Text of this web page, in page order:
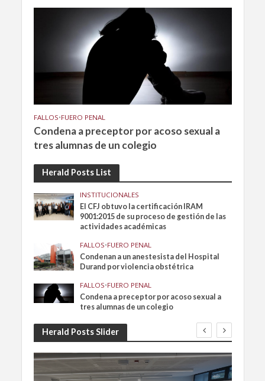
FALLOS•FUERO PENAL
Condena a preceptor por acoso sexual a
tres alumnas de un colegio
Herald Posts List
INSTITUCIONALES
El CFJ obtuvo la certificación IRAM
9001:2015 de su proceso de gestión de las
actividades académicas
FALLOS•FUERO PENAL
Condenan a un anestesista del Hospital
Durand por violencia obstétrica
FALLOS•FUERO PENAL
Condena a preceptor por acoso sexual a
tres alumnas de un colegio
Herald Posts Slider